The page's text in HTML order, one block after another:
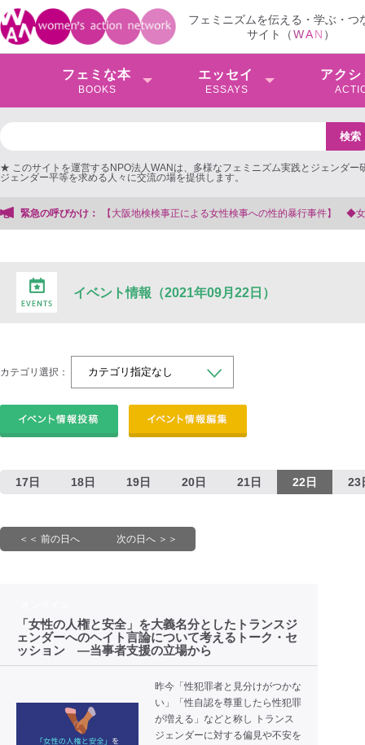
フェミニズムを伝える・学ぶ・つ
サイト（WAN ）
フェミな本
BOOKS
エッセイ
ESSAYS
アクシ
★ このサイトを運営するNPO法人WANは、多様なフェミニズム実践とジェンダー
ジェンダー平等を求める人々に交流の場を提供します。
緊急の呼びかけ：
正による女性検事への性的暴行事件】 ◆女性検事を支援する会事務局
イベント情報（2021年09月22日）
カテゴリ選択：
17日 18日 19日 20日 21日 22日 23
＜＜ 前の日へ 次の日へ ＞＞
「女性の人権と安全」を大義名分としたトランスジ
ェンダーへのヘイト言論について考えるトーク・セ
ッション ―当事者支援の立場から
昨今「性犯罪者と見分けがつかな
い」「性自認を尊重したら性犯罪
が増える」などと称し トランス
ジェンダーに対する偏見や不安を